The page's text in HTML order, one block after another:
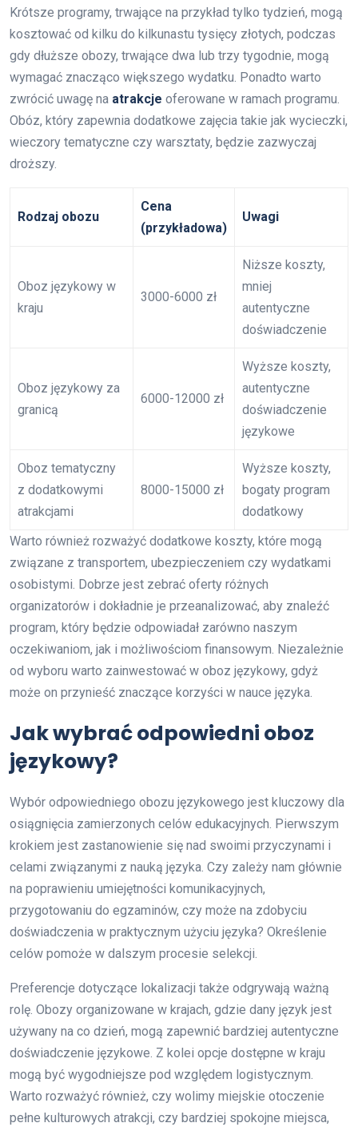
Krótsze programy, trwające na przykład tylko tydzień, mogą
kosztować od kilku do kilkunastu tysięcy złotych, podczas
gdy dłuższe obozy, trwające dwa lub trzy tygodnie, mogą
wymagać znacząco większego wydatku. Ponadto warto
zwrócić uwagę na atrakcje oferowane w ramach programu.
Obóz, który zapewnia dodatkowe zajęcia takie jak wycieczki,
wieczory tematyczne czy warsztaty, będzie zazwyczaj
droższy.
Rodzaj obozu
Cena
(przykładowa)
Uwagi
Oboz językowy w
kraju
3000-6000 zł
Niższe koszty,
mniej
autentyczne
doświadczenie
Oboz językowy za
granicą
6000-12000 zł
Wyższe koszty,
autentyczne
doświadczenie
językowe
Oboz tematyczny
z dodatkowymi
atrakcjami
8000-15000 zł
Wyższe koszty,
bogaty program
dodatkowy
Warto również rozważyć dodatkowe koszty, które mogą
związane z transportem, ubezpieczeniem czy wydatkami
osobistymi. Dobrze jest zebrać oferty różnych
organizatorów i dokładnie je przeanalizować, aby znaleźć
program, który będzie odpowiadał zarówno naszym
oczekiwaniom, jak i możliwościom finansowym. Niezależnie
od wyboru warto zainwestować w oboz językowy, gdyż
może on przynieść znaczące korzyści w nauce języka.
Jak wybrać odpowiedni oboz
językowy?
Wybór odpowiedniego obozu językowego jest kluczowy dla
osiągnięcia zamierzonych celów edukacyjnych. Pierwszym
krokiem jest zastanowienie się nad swoimi przyczynami i
celami związanymi z nauką języka. Czy zależy nam głównie
na poprawieniu umiejętności komunikacyjnych,
przygotowaniu do egzaminów, czy może na zdobyciu
doświadczenia w praktycznym użyciu języka? Określenie
celów pomoże w dalszym procesie selekcji.
Preferencje dotyczące lokalizacji także odgrywają ważną
rolę. Obozy organizowane w krajach, gdzie dany język jest
używany na co dzień, mogą zapewnić bardziej autentyczne
doświadczenie językowe. Z kolei opcje dostępne w kraju
mogą być wygodniejsze pod względem logistycznym.
Warto rozważyć również, czy wolimy miejskie otoczenie
pełne kulturowych atrakcji, czy bardziej spokojne miejsca,